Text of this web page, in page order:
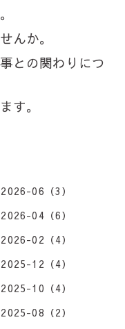
んか。
との関わりにつ
す。
2026-06（3）
2026-04（6）
2026-02（4）
2025-12（4）
2025-10（4）
2025-08（2）